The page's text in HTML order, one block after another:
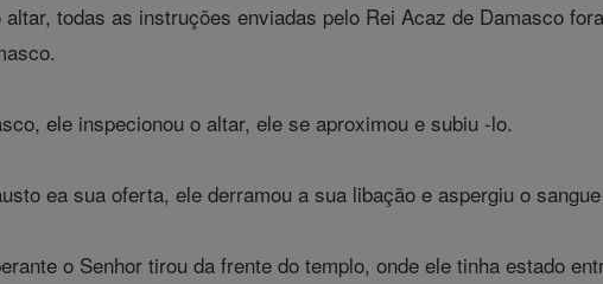
todas as instruções enviadas pelo Rei Acaz de Damasco
ele inspecionou o altar, ele se aproximou e subiu -lo.
ea sua oferta, ele derramou a sua libação e aspergiu o
o Senhor tirou da frente do templo, onde ele tinha estado